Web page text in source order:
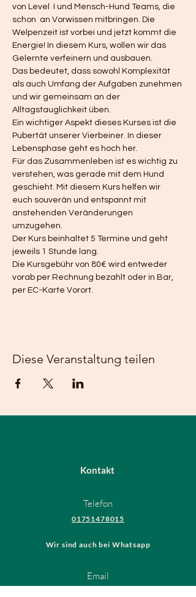
von Level  I und Mensch-Hund Teams, die
schon  an Vorwissen mitbringen. Die
Welpenzeit ist vorbei und jetzt kommt die
Energie! In diesem Kurs, wollen wir das
Gelernte verfeinern und ausbauen.
Das bedeutet, dass sowohl Komplexität
als auch Umfang der Aufgaben zunehmen
und wir gemeinsam an der
Alltagstauglichkeit üben.
Ein wichtiger Aspekt dieses Kurses ist die
Pubertät unserer Vierbeiner. In dieser
Lebensphase geht es hoch her.
Für das Zusammenleben ist es wichtig zu
verstehen, was gerade mit dem Hund
geschieht. Mit diesem Kurs helfen wir
euch souverän und entspannt mit
anstehenden Veränderungen
umzugehen.
Der Kurs beinhaltet 5 Termine und geht
jeweils 1 Stunde lang.
Die Kursgebühr von 80€ wird entweder
vorab per Rechnung bezahlt oder in Bar,
per EC-Karte Vorort.
Diese Veranstaltung teilen
Kontakt
Telefon
01751478015
Wir sind auch bei Whatsapp
Email